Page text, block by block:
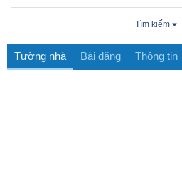
Tìm kiếm
Tường nhà Bài đăng Thông tin